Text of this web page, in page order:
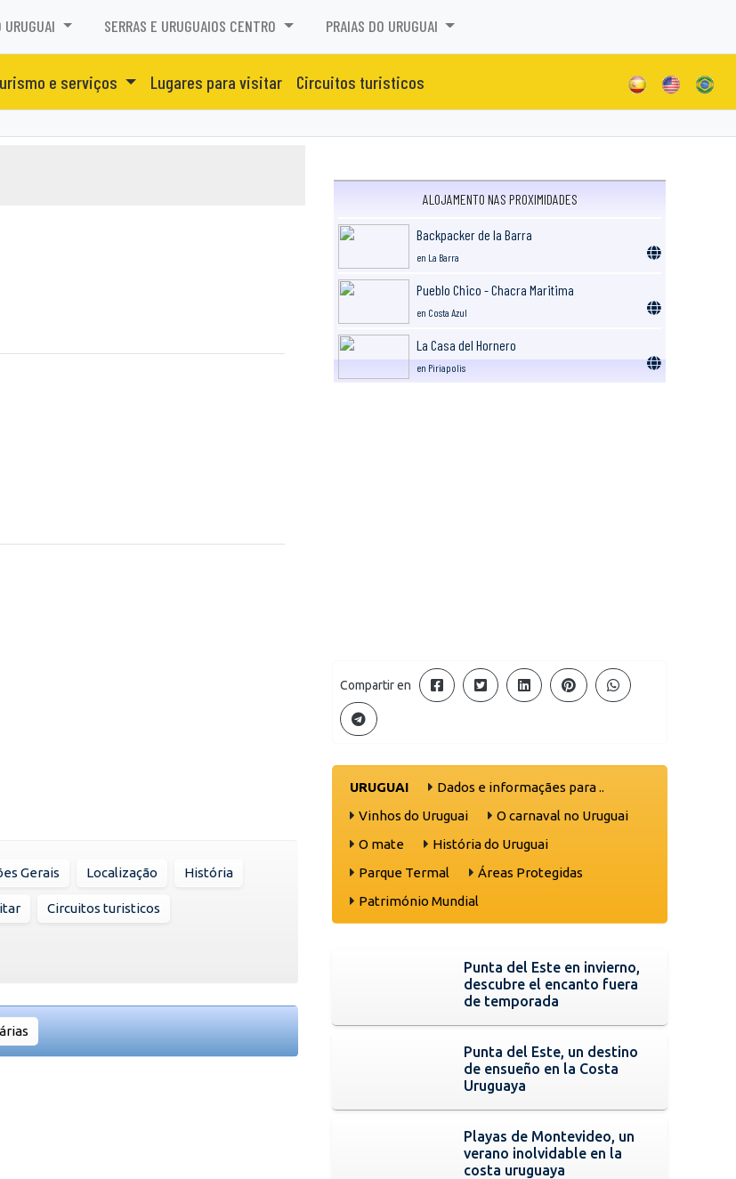
URUGUAI SERRAS E URUGUAIOS CENTRO PRAIAS DO URUGUAI
e serviços Lugares para visitar Circuitos turisticos
Gerais Localização História
Circuitos turisticos
ALOJAMENTO NAS PROXIMIDADES
Backpacker de la Barra
en La Barra
Pueblo Chico - Chacra Maritima
en Costa Azul
La Casa del Hornero
en Piriapolis
Compartir en
URUGUAI
Dados e informaçães para ..
Vinhos do Uruguai
O carnaval no Uruguai
O mate
História do Uruguai
Parque Termal
Áreas Protegidas
Património Mundial
Punta del Este en invierno,
descubre el encanto fuera
de temporada
Punta del Este, un destino
de ensueño en la Costa
Uruguaya
Playas de Montevideo, un
verano inolvidable en la
costa uruguaya